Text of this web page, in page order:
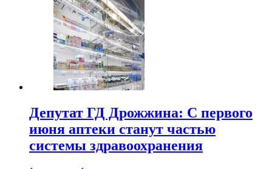
Депутат ГД Дрожжина: С первого
июня аптеки станут частью
системы здравоохранения